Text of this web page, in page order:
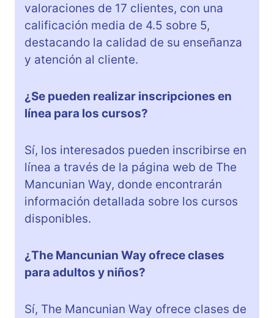
valoraciones de 17 clientes, con una
calificación media de 4.5 sobre 5,
destacando la calidad de su enseñanza
y atención al cliente.
¿Se pueden realizar inscripciones en
línea para los cursos?
Sí, los interesados pueden inscribirse en
línea a través de la página web de The
Mancunian Way, donde encontrarán
información detallada sobre los cursos
disponibles.
¿The Mancunian Way ofrece clases
para adultos y niños?
Sí, The Mancunian Way ofrece clases de